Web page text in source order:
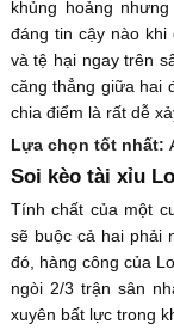
khủng hoảng
đáng tin cậy nào
và tệ hại ngay trên
căng thẳng giữa hai
chia điểm là rất dễ
Lựa chọn tốt nhất:
Soi kèo tài xỉu
Tính chất của một
sẽ buộc cả hai phải
đó, hàng công của
ngòi 2/3 trận sân
xuyên bất lực trong